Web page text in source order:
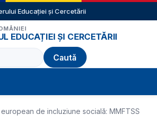
Educației și Cercetării
EDUCAȚIEI ȘI CERCETĂRII
de incluziune socială: MMFTSS